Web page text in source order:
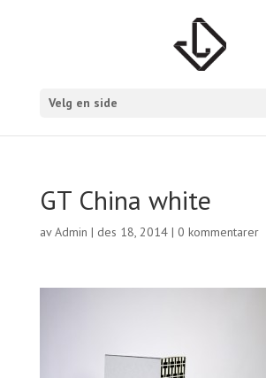
Velg en side
GT China white
avAdmin | des 18, 2014| 0 kommentarer